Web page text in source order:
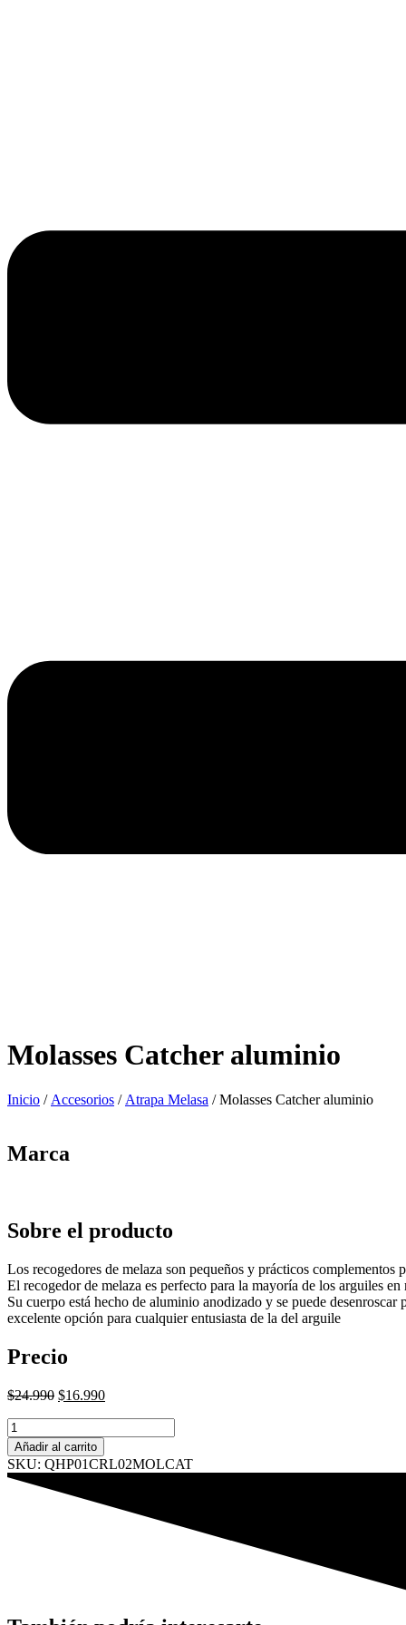
Molasses Catcher aluminio
Inicio / Accesorios / Atrapa Melasa / Molasses Catcher aluminio
Marca
Sobre el producto
Los recogedores de melaza son pequeños y prácticos
El recogedor de melaza es perfecto para la mayoría de los arguiles
Su cuerpo está hecho de aluminio anodizado y se puede
excelente opción para cualquier entusiasta de la del arguile
Precio
$24.990 El
era:
$24.990.
$16.990El
$16.990.
Molasses
Catcher
aluminio
cantidad
Añadir al carrito
SKU: QHP01CRL02MOLCAT